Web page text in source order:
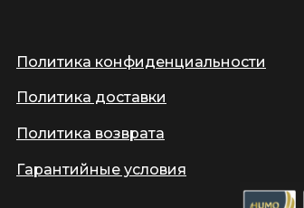
Политика конфиденциальности
Политика доставки
Политика возврата
Гарантийные условия